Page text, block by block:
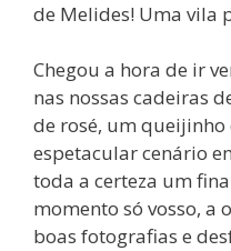
de Melides! Uma vila
Chegou a hora de ir
nas nossas cadeiras
de rosé, um
espetacular cenário
toda a certeza um
momento só vosso, a
boas fotografias e